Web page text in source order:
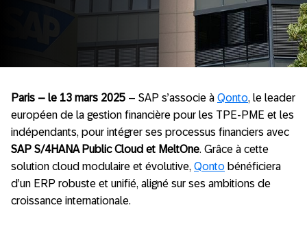
Paris – le 13 mars 2025 – SAP s’associe à Qonto, le leader
européen de la gestion financière pour les TPE-PME et les
indépendants, pour intégrer ses processus financiers avec
SAP S/4HANA Public Cloud et MeltOne. Grâce à cette
solution cloud modulaire et évolutive, Qonto bénéficiera
d’un ERP robuste et unifié, aligné sur ses ambitions de
croissance internationale.